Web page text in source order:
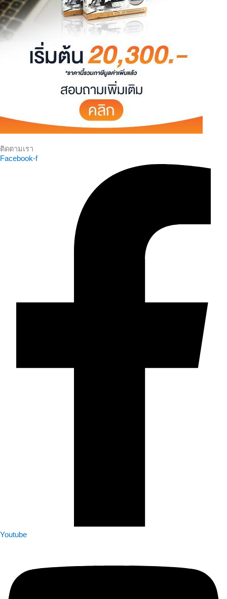
ติดตามเรา
Facebook-f
Youtube